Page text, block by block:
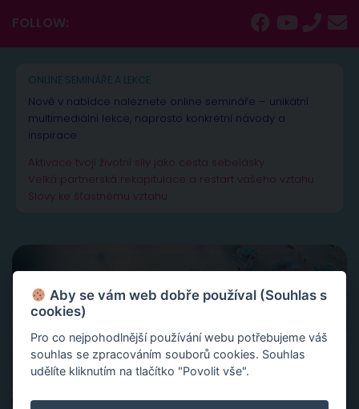
FOLLOW:
ONLINE SEMINÁŘE A LEKCE
Nově v nabídce naleznete online semináře – unikátní
multimediální lekce, naprosto konkrétní návody a
inspirace.
Aktivace tvojí životní síly jako cesta sebelásky
Velká partnerská rekapitulace a restart vašeho vztahu
Slovy ke šťastnému vztahu
Aby se vám web dobře používal (Souhlas s
cookies)
Pro co nejpohodlnější používání webu potřebujeme váš
souhlas se zpracováním souborů cookies. Souhlas
udělíte kliknutím na tlačítko "Povolit vše".